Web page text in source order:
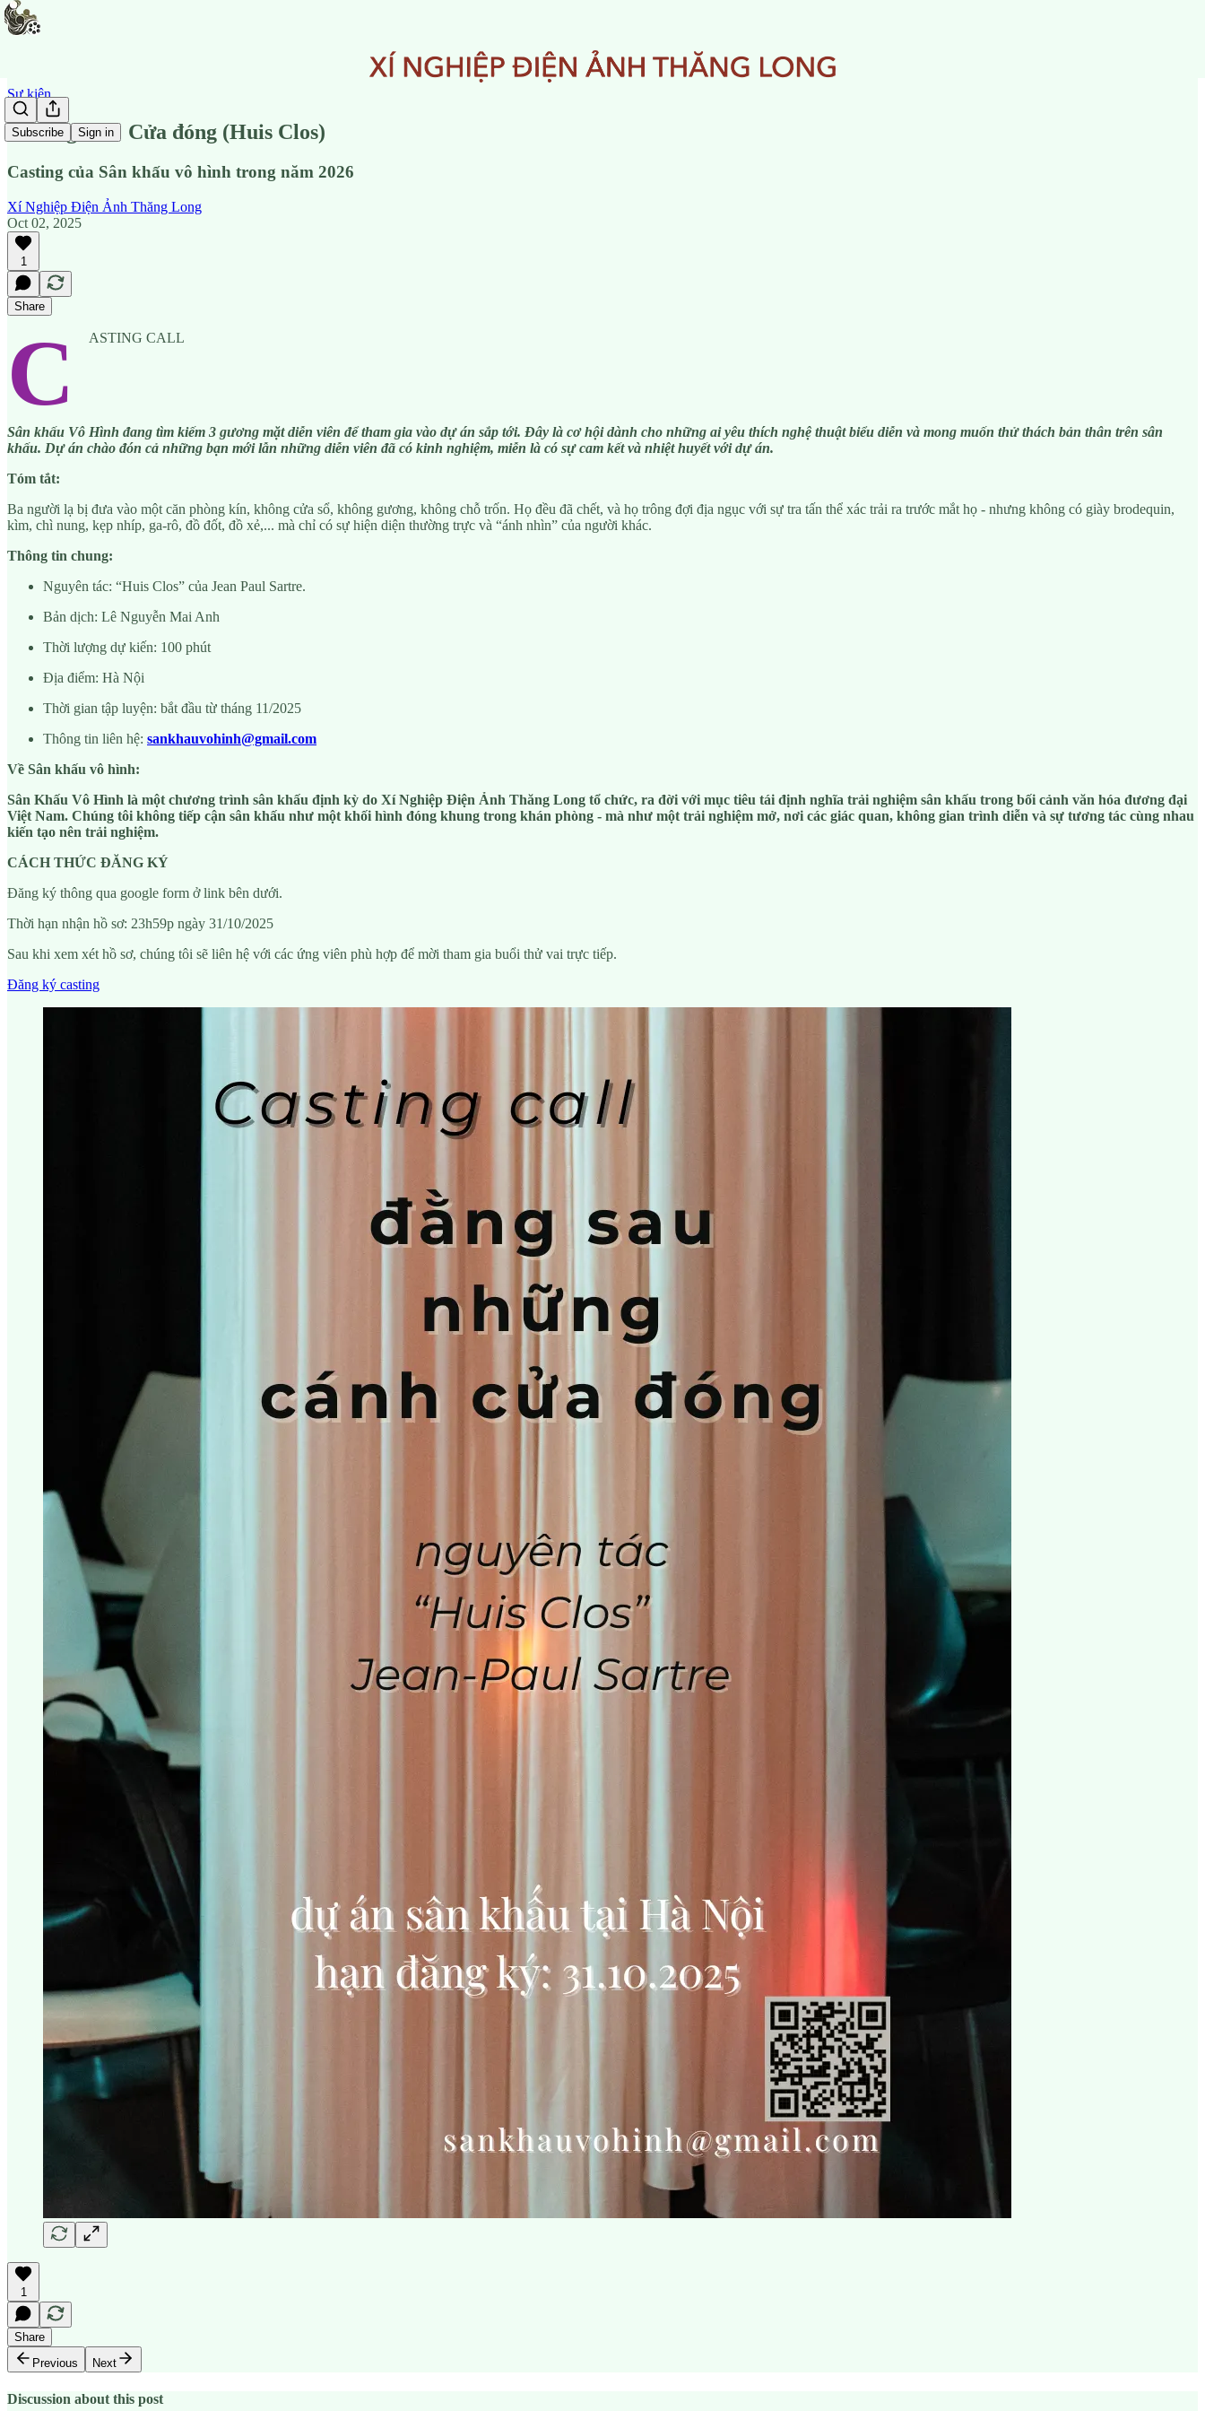
Subscribe Sign in
Sự kiện
Casting call: Cửa đóng (Huis Clos)
Casting của Sân khấu vô hình trong năm 2026
Xí Nghiệp Điện Ảnh Thăng Long
Oct 02, 2025
1
Share
C ASTING CALL
Sân khấu Vô Hình đang tìm kiếm 3 gương mặt diễn viên để tham gia vào dự án sắp tới. Đây là cơ hội dành cho những ai yêu thích nghệ thuật biểu diễn và mong muốn thử thách bản thân trên sân
khấu. Dự án chào đón cả những bạn mới lẫn những diễn viên đã có kinh nghiệm, miễn là có sự cam kết và nhiệt huyết với dự án.
Tóm tắt:
Ba người lạ bị đưa vào một căn phòng kín, không cửa sổ, không gương, không chỗ trốn. Họ đều đã chết, và họ trông đợi địa ngục với sự tra tấn thể xác trải ra trước mắt họ - nhưng không có giày brodequin,
kìm, chì nung, kẹp nhíp, ga-rô, đồ đốt, đồ xẻ,... mà chỉ có sự hiện diện thường trực và “ánh nhìn” của người khác.
Thông tin chung:
Nguyên tác: “Huis Clos” của Jean Paul Sartre.
Bản dịch: Lê Nguyễn Mai Anh
Thời lượng dự kiến: 100 phút
Địa điểm: Hà Nội
Thời gian tập luyện: bắt đầu từ tháng 11/2025
Thông tin liên hệ: sankhauvohinh@gmail.com
Về Sân khấu vô hình:
Sân Khấu Vô Hình là một chương trình sân khấu định kỳ do Xí Nghiệp Điện Ảnh Thăng Long tổ chức, ra đời với mục tiêu tái định nghĩa trải nghiệm sân khấu trong bối cảnh văn hóa đương đại
Việt Nam. Chúng tôi không tiếp cận sân khấu như một khối hình đóng khung trong khán phòng - mà như một trải nghiệm mở, nơi các giác quan, không gian trình diễn và sự tương tác cùng nhau
kiến tạo nên trải nghiệm.
CÁCH THỨC ĐĂNG KÝ
Đăng ký thông qua google form ở link bên dưới.
Thời hạn nhận hồ sơ: 23h59p ngày 31/10/2025
Sau khi xem xét hồ sơ, chúng tôi sẽ liên hệ với các ứng viên phù hợp để mời tham gia buổi thử vai trực tiếp.
Đăng ký casting
1
Share
Previous
Next
Discussion about this post